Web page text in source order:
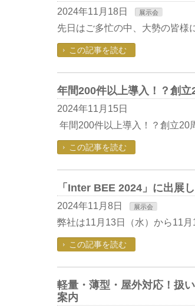
2024年11月18日 展示会
先日はご多忙の中、大勢の皆
この記事を読む
年間200件以上導入！？創
2024年11月15日
年間200件以上導入！？創立
この記事を読む
「Inter BEE 2024」に出展し
2024年11月8日 展示会
弊社は11月13日（水）から11
この記事を読む
軽量・薄型・屋外対応！扱
案内